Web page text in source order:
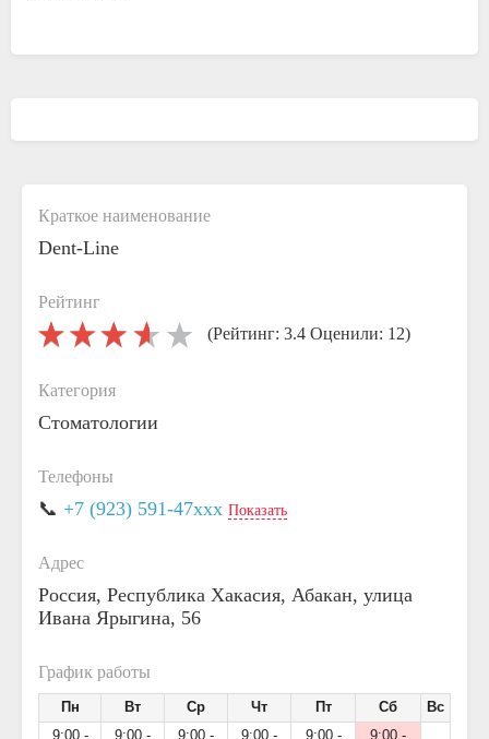
Краткое наименование
Dent-Line
Рейтинг
(Рейтинг: 3.4 Оценили: 12)
Категория
Стоматологии
Телефоны
📞 +7 (923) 591-47xxx Показать
Адрес
Россия, Республика Хакасия, Абакан, улица
Ивана Ярыгина, 56
График работы
Пн Вт Ср Чт Пт Сб
Вс
9:00 -
9:00 -
9:00 -
9:00 -
9:00 -
9:00 -